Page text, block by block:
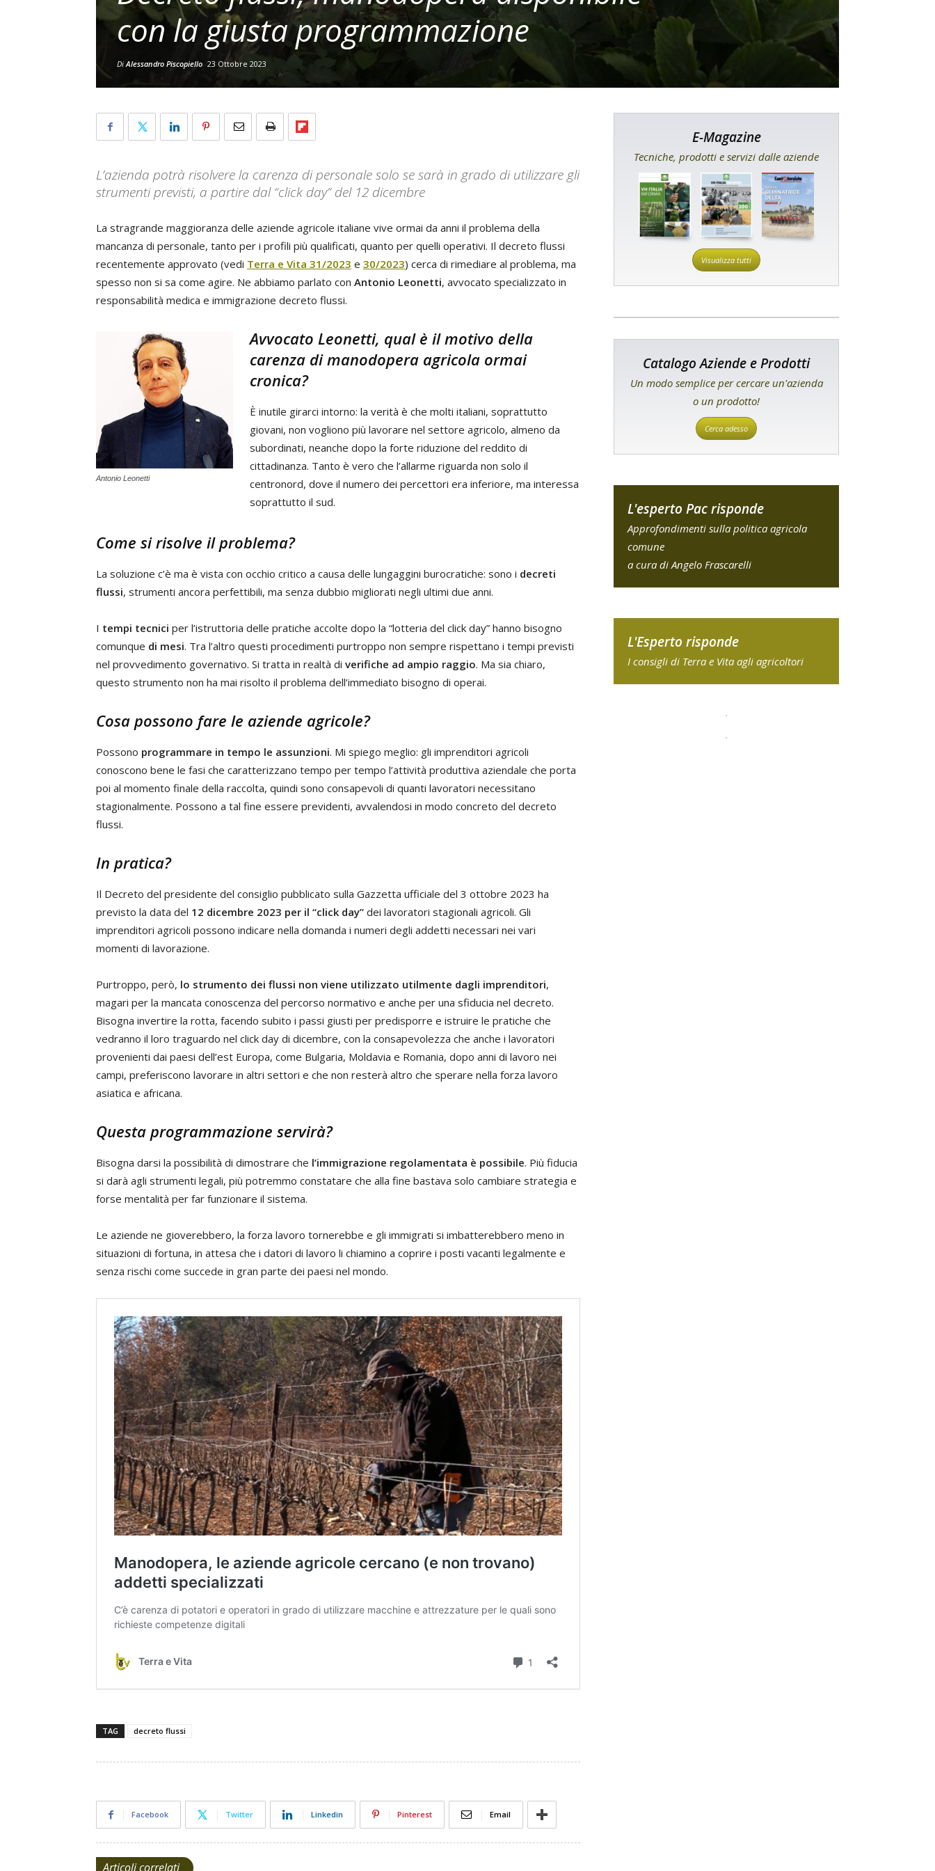
con la giusta programmazione
DiAlessandro Piscopiello 23 Ottobre 2023
L’azienda potrà risolvere la carenza di personale solo se sarà in grado di utilizzare gli
strumenti previsti, a partire dal “click day” del 12 dicembre
La stragrande maggioranza delle aziende agricole italiane vive ormai da anni il problema della
mancanza di personale, tanto per i profili più qualificati, quanto per quelli operativi. Il decreto flussi
recentemente approvato (vedi Terra e Vita 31/2023 e 30/2023) cerca di rimediare al problema, ma
spesso non si sa come agire. Ne abbiamo parlato con Antonio Leonetti, avvocato specializzato in
responsabilità medica e immigrazione decreto flussi.
Antonio Leonetti
Avvocato Leonetti, qual è il motivo della
carenza di manodopera agricola ormai
cronica?
È inutile girarci intorno: la verità è che molti italiani, soprattutto
giovani, non vogliono più lavorare nel settore agricolo, almeno da
subordinati, neanche dopo la forte riduzione del reddito di
cittadinanza. Tanto è vero che l’allarme riguarda non solo il
centronord, dove il numero dei percettori era inferiore, ma interessa
soprattutto il sud.
Come si risolve il problema?
La soluzione c’è ma è vista con occhio critico a causa delle lungaggini burocratiche: sono i decreti
flussi, strumenti ancora perfettibili, ma senza dubbio migliorati negli ultimi due anni.
I tempi tecnici per l’istruttoria delle pratiche accolte dopo la “lotteria del click day” hanno bisogno
comunque di mesi. Tra l’altro questi procedimenti purtroppo non sempre rispettano i tempi previsti
nel provvedimento governativo. Si tratta in realtà di verifiche ad ampio raggio. Ma sia chiaro,
questo strumento non ha mai risolto il problema dell’immediato bisogno di operai.
Cosa possono fare le aziende agricole?
Possono programmare in tempo le assunzioni. Mi spiego meglio: gli imprenditori agricoli
conoscono bene le fasi che caratterizzano tempo per tempo l’attività produttiva aziendale che porta
poi al momento finale della raccolta, quindi sono consapevoli di quanti lavoratori necessitano
stagionalmente. Possono a tal fine essere previdenti, avvalendosi in modo concreto del decreto
flussi.
In pratica?
Il Decreto del presidente del consiglio pubblicato sulla Gazzetta ufficiale del 3 ottobre 2023 ha
previsto la data del 12 dicembre 2023 per il “click day” dei lavoratori stagionali agricoli. Gli
imprenditori agricoli possono indicare nella domanda i numeri degli addetti necessari nei vari
momenti di lavorazione.
Purtroppo, però, lo strumento dei flussi non viene utilizzato utilmente dagli imprenditori,
magari per la mancata conoscenza del percorso normativo e anche per una sfiducia nel decreto.
Bisogna invertire la rotta, facendo subito i passi giusti per predisporre e istruire le pratiche che
vedranno il loro traguardo nel click day di dicembre, con la consapevolezza che anche i lavoratori
provenienti dai paesi dell’est Europa, come Bulgaria, Moldavia e Romania, dopo anni di lavoro nei
campi, preferiscono lavorare in altri settori e che non resterà altro che sperare nella forza lavoro
asiatica e africana.
Questa programmazione servirà?
Bisogna darsi la possibilità di dimostrare che l’immigrazione regolamentata è possibile. Più fiducia
si darà agli strumenti legali, più potremmo constatare che alla fine bastava solo cambiare strategia e
forse mentalità per far funzionare il sistema.
Le aziende ne gioverebbero, la forza lavoro tornerebbe e gli immigrati si imbatterebbero meno in
situazioni di fortuna, in attesa che i datori di lavoro li chiamino a coprire i posti vacanti legalmente e
senza rischi come succede in gran parte dei paesi nel mondo.
TAG decreto flussi
Facebook Twitter Linkedin Pinterest Email
Articoli correlati
E-Magazine
Tecniche, prodotti e servizi dalle aziende
Visualizza tutti
Catalogo Aziende e Prodotti
Un modo semplice per cercare un'azienda
o un prodotto!
Cerca adesso
L'esperto Pac risponde
Approfondimenti sulla politica agricola
comune
a cura di Angelo Frascarelli
L'Esperto risponde
I consigli di Terra e Vita agli agricoltori